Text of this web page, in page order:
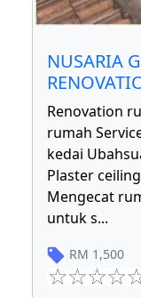
NUSARIA
Renovation
rumah
kedai
Plaster
Mengecat
untuk s...
RM 1,500